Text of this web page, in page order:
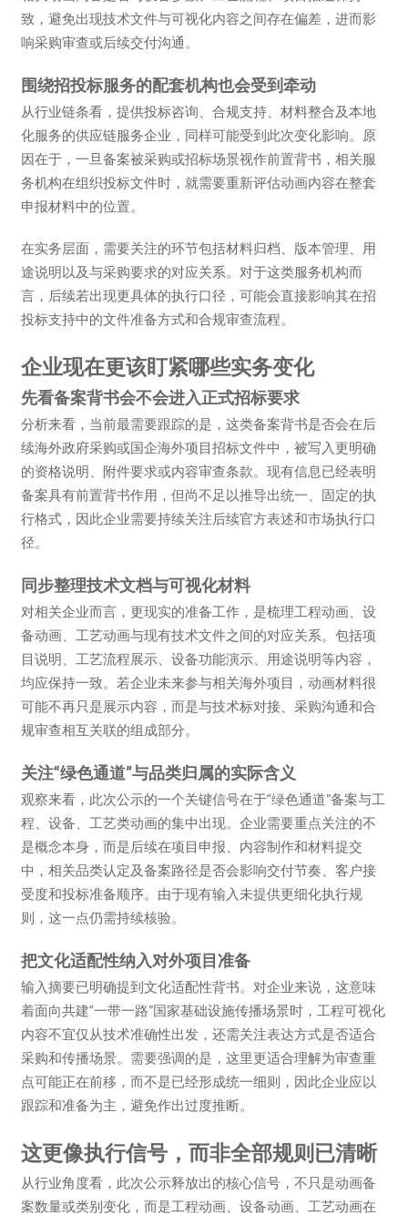
致，避免出现技术文件与可视化内容之间存在偏差，进而影
响采购审查或后续交付沟通。
围绕招投标服务的配套机构也会受到牵动
从行业链条看，提供投标咨询、合规支持、材料整合及本地
化服务的供应链服务企业，同样可能受到此次变化影响。原
因在于，一旦备案被采购或招标场景视作前置背书，相关服
务机构在组织投标文件时，就需要重新评估动画内容在整套
申报材料中的位置。
在实务层面，需要关注的环节包括材料归档、版本管理、用
途说明以及与采购要求的对应关系。对于这类服务机构而
言，后续若出现更具体的执行口径，可能会直接影响其在招
投标支持中的文件准备方式和合规审查流程。
企业现在更该盯紧哪些实务变化
先看备案背书会不会进入正式招标要求
分析来看，当前最需要跟踪的是，这类备案背书是否会在后
续海外政府采购或国企海外项目招标文件中，被写入更明确
的资格说明、附件要求或内容审查条款。现有信息已经表明
备案具有前置背书作用，但尚不足以推导出统一、固定的执
行格式，因此企业需要持续关注后续官方表述和市场执行口
径。
同步整理技术文档与可视化材料
对相关企业而言，更现实的准备工作，是梳理工程动画、设
备动画、工艺动画与现有技术文件之间的对应关系。包括项
目说明、工艺流程展示、设备功能演示、用途说明等内容，
均应保持一致。若企业未来参与相关海外项目，动画材料很
可能不再只是展示内容，而是与技术标对接、采购沟通和合
规审查相互关联的组成部分。
关注“绿色通道”与品类归属的实际含义
观察来看，此次公示的一个关键信号在于“绿色通道”备案与工
程、设备、工艺类动画的集中出现。企业需要重点关注的不
是概念本身，而是后续在项目申报、内容制作和材料提交
中，相关品类认定及备案路径是否会影响交付节奏、客户接
受度和投标准备顺序。由于现有输入未提供更细化执行规
则，这一点仍需持续核验。
把文化适配性纳入对外项目准备
输入摘要已明确提到文化适配性背书。对企业来说，这意味
着面向共建“一带一路”国家基础设施传播场景时，工程可视化
内容不宜仅从技术准确性出发，还需关注表达方式是否适合
采购和传播场景。需要强调的是，这里更适合理解为审查重
点可能正在前移，而不是已经形成统一细则，因此企业应以
跟踪和准备为主，避免作出过度推断。
这更像执行信号，而非全部规则已清晰
从行业角度看，此次公示释放出的核心信号，不只是动画备
案数量或类别变化，而是工程动画、设备动画、工艺动画在